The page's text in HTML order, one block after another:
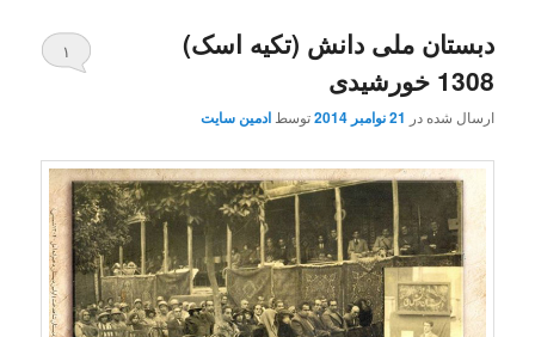
دبستان ملی دانش (تکیه اسک)
1308 خورشیدی
ارسال شده در 21 نوامبر 2014 توسطادمین سایت
۱